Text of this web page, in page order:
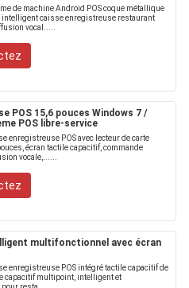
de machine Android POS coque métallique
intelligent caisse enregistreuse restaurant
vocal.....
POS 15,6 pouces Windows 7 /
POS libre-service
enregistreuse POS avec lecteur de carte
écran tactile capacitif, commande
vocale,......
multifonctionnel avec écran
enregistreuse POS intégré tactile capacitif de
capacitif multipoint, intelligent et